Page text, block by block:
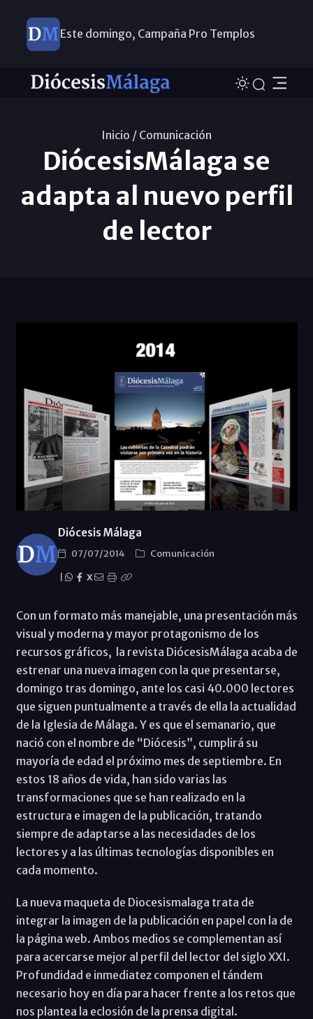
Este domingo, Campaña Pro Templos
Inicio / Comunicación
DiócesisMálaga se
adapta al nuevo perfil
de lector
Diócesis Málaga
07/07/2014
Comunicación
X
Con un formato más manejable, una presentación más
visual y moderna y mayor protagonismo de los
recursos gráficos, la revista DiócesisMálaga acaba de
estrenar una nueva imagen con la que presentarse,
domingo tras domingo, ante los casi 40.000 lectores
que siguen puntualmente a través de ella la actualidad
de la Iglesia de Málaga. Y es que el semanario, que
nació con el nombre de “Diócesis”, cumplirá su
mayoría de edad el próximo mes de septiembre. En
estos 18 años de vida, han sido varias las
transformaciones que se han realizado en la
estructura e imagen de la publicación, tratando
siempre de adaptarse a las necesidades de los
lectores y a las últimas tecnologías disponibles en
cada momento.
La nueva maqueta de Diocesismalaga trata de
integrar la imagen de la publicación en papel con la de
la página web. Ambos medios se complementan así
para acercarse mejor al perfil del lector del siglo XXI.
Profundidad e inmediatez componen el tándem
necesario hoy en día para hacer frente a los retos que
nos plantea la eclosión de la prensa digital.